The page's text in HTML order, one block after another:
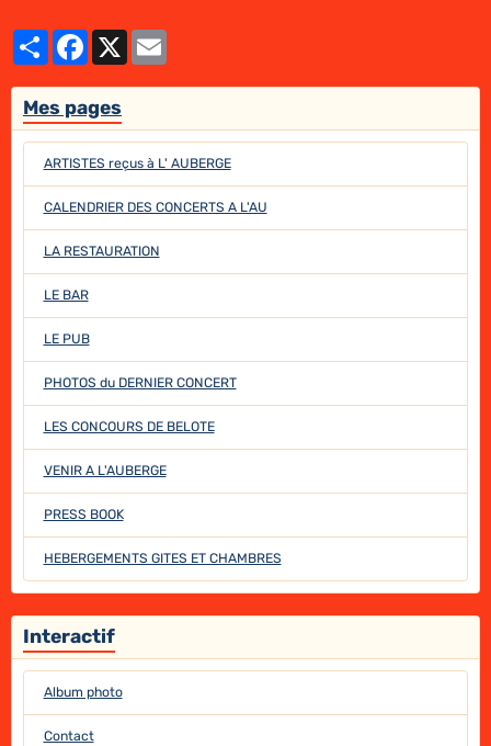
PartagerFacebook
X
Mes pages
ARTISTES reçus à L' AUBERGE
CALENDRIER DES CONCERTS A L'AU
LA RESTAURATION
LE BAR
LE PUB
PHOTOS du DERNIER CONCERT
LES CONCOURS DE BELOTE
VENIR A L'AUBERGE
PRESS BOOK
HEBERGEMENTS GITES ET CHAMBRES
Interactif
Album photo
Contact